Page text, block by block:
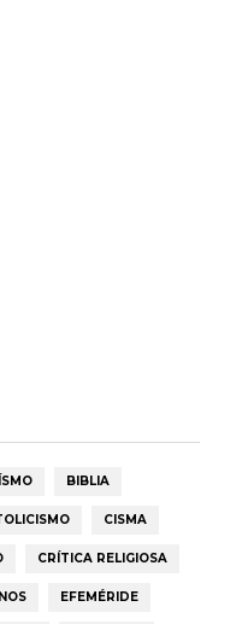
BIBLIA
CISMA
CRÍTICA RELIGIOSA
EFEMÉRIDE